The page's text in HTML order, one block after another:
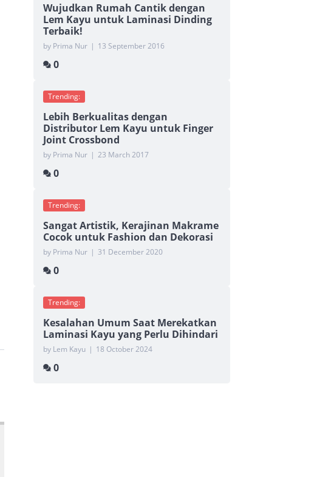
Wujudkan Rumah Cantik dengan
Lem Kayu untuk Laminasi Dinding
Terbaik!
by Prima Nur | 13 September 2016
0
Trending:
Lebih Berkualitas dengan
Distributor Lem Kayu untuk Finger
Joint Crossbond
by Prima Nur | 23 March 2017
0
Trending:
Sangat Artistik, Kerajinan Makrame
Cocok untuk Fashion dan Dekorasi
by Prima Nur | 31 December 2020
0
Trending:
Kesalahan Umum Saat Merekatkan
Laminasi Kayu yang Perlu Dihindari
by Lem Kayu | 18 October 2024
0